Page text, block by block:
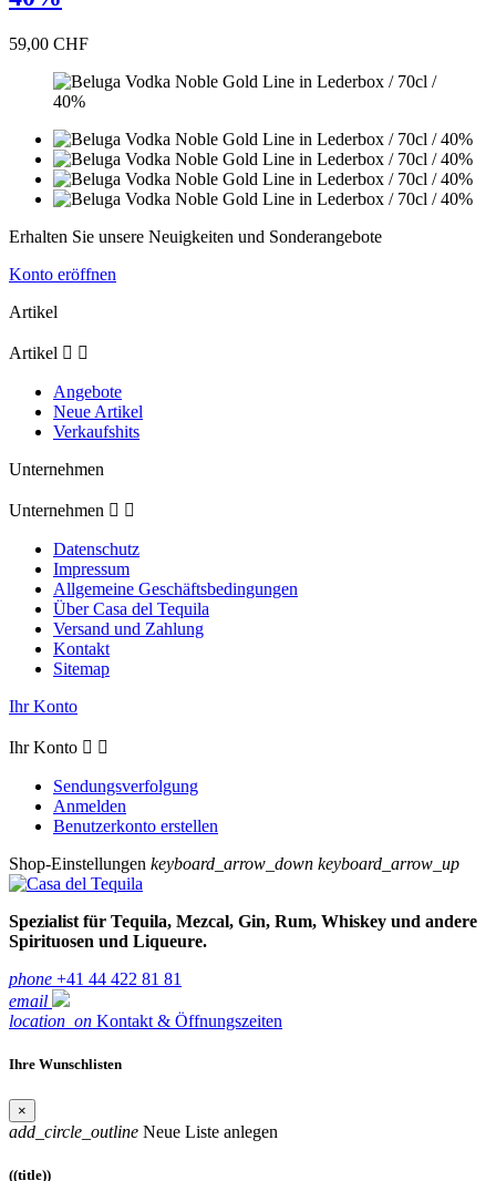
59,00 CHF
Erhalten Sie unsere Neuigkeiten und Sonderangebote
Konto eröffnen
Artikel
Artikel  
Angebote
Neue Artikel
Verkaufshits
Unternehmen
Unternehmen  
Datenschutz
Impressum
Allgemeine Geschäftsbedingungen
Über Casa del Tequila
Versand und Zahlung
Kontakt
Sitemap
Ihr Konto
Ihr Konto  
Sendungsverfolgung
Anmelden
Benutzerkonto erstellen
Shop-Einstellungen keyboard_arrow_down keyboard_arrow_up
Spezialist für Tequila, Mezcal, Gin, Rum, Whiskey und andere
Spirituosen und Liqueure.
phone +41 44 422 81 81
email
location_on Kontakt & Öffnungszeiten
Ihre Wunschlisten
×
add_circle_outline Neue Liste anlegen
((title))